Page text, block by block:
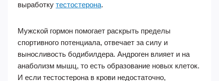
выработку тестостерона.
Мужской гормон помогает раскрыть пределы
спортивного потенциала, отвечает за силу и
выносливость бодибилдера. Андроген влияет и на
анаболизм мышц, то есть образование новых клеток.
И если тестостерона в крови недостаточно,